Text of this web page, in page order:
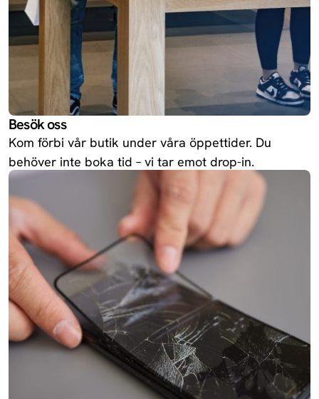
Besök oss
Kom förbi vår butik under våra öppettider. Du
behöver inte boka tid – vi tar emot drop-in.